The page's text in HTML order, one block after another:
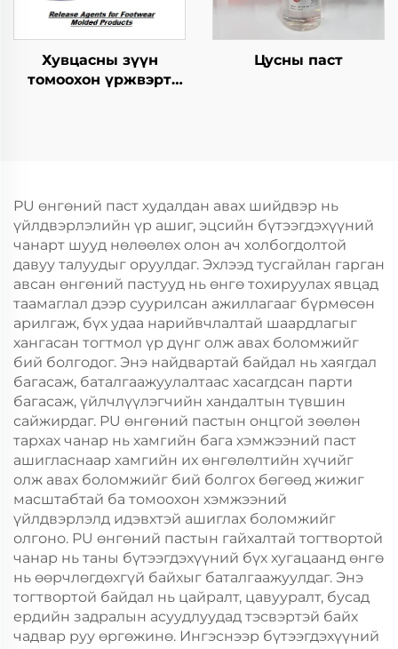
Хувцасны зүүн
томоохон үржвэрт
Цусны паст
PU өнгөний паст худалдан авах шийдвэр нь
үйлдвэрлэлийн үр ашиг, эцсийн бүтээгдэхүүний
чанарт шууд нөлөөлөх олон ач холбогдолтой
давуу талуудыг оруулдаг. Эхлээд тусгайлан гарган
авсан өнгөний пастууд нь өнгө тохируулах явцад
таамаглал дээр суурилсан ажиллагааг бүрмөсөн
арилгаж, бүх удаа нарийвчлалтай шаардлагыг
хангасан тогтмол үр дүнг олж авах боломжийг
бий болгодог. Энэ найдвартай байдал нь хаягдал
багасаж, баталгаажуулалтаас хасагдсан парти
багасаж, үйлчлүүлэгчийн хандалтын түвшин
сайжирдаг. PU өнгөний пастын онцгой зөөлөн
тархах чанар нь хамгийн бага хэмжээний паст
ашигласнаар хамгийн их өнгөлөлтийн хүчийг
олж авах боломжийг бий болгох бөгөөд жижиг
масштабтай ба томоохон хэмжээний
үйлдвэрлэлд идэвхтэй ашиглах боломжийг
олгоно. PU өнгөний пастын гайхалтай тогтвортой
чанар нь таны бүтээгдэхүүний бүх хугацаанд өнгө
нь өөрчлөгдөхгүй байхыг баталгаажуулдаг. Энэ
тогтвортой байдал нь цайралт, цавууралт, бусад
ердийн задралын асуудлуудад тэсвэртэй байх
чадвар руу өргөжинө. Ингэснээр бүтээгдэхүүний